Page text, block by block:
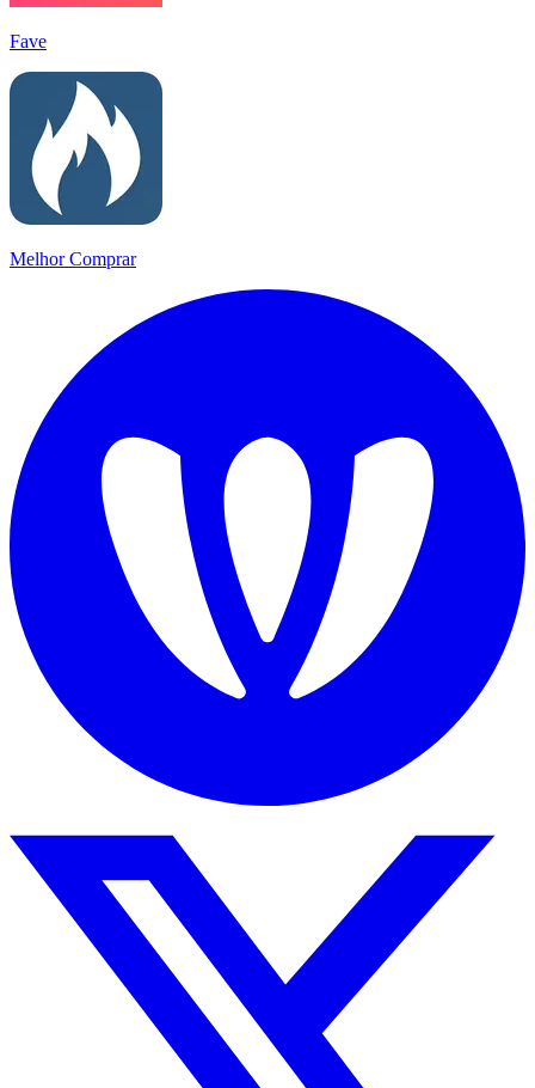
Fave
Melhor Comprar